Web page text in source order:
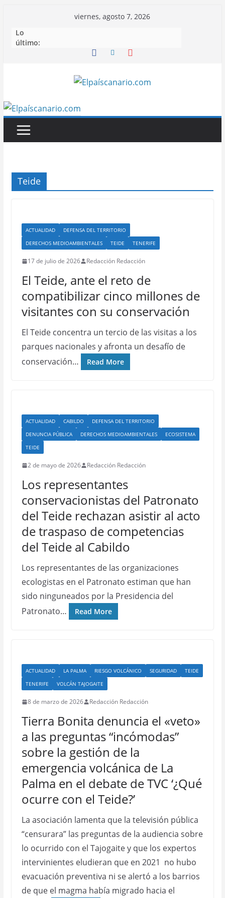
contenido
viernes, agosto 7, 2026
Lo
último:
Teide
ACTUALIDAD
DEFENSA DEL TERRITORIO
DERECHOS MEDIOAMBIENTALES
TEIDE TENERIFE
17 de julio de 2026 Redacción Redacción
El Teide, ante el reto de
compatibilizar cinco millones de
visitantes con su conservación
El Teide concentra un tercio de las visitas a los
parques nacionales y afronta un desafío de
conservación…
Read More
ACTUALIDAD CABILDO
DEFENSA DEL TERRITORIO
DENUNCIA PÚBLICA
DERECHOS MEDIOAMBIENTALES
ECOSISTEMA
TEIDE
2 de mayo de 2026 Redacción Redacción
Los representantes
conservacionistas del Patronato
del Teide rechazan asistir al acto
de traspaso de competencias
del Teide al Cabildo
Los representantes de las organizaciones
ecologistas en el Patronato estiman que han
sido ninguneados por la Presidencia del
Patronato…
Read More
ACTUALIDAD LA PALMA RIESGO VOLCÁNICO SEGURIDAD
TEIDE
TENERIFE
VOLCÁN TAJOGAITE
8 de marzo de 2026 Redacción Redacción
Tierra Bonita denuncia el «veto»
a las preguntas “incómodas”
sobre la gestión de la
emergencia volcánica de La
Palma en el debate de TVC ‘¿Qué
ocurre con el Teide?’
La asociación lamenta que la televisión pública
“censurara” las preguntas de la audiencia sobre
lo ocurrido con el Tajogaite y que los expertos
intervinientes eludieran que en 2021 no hubo
evacuación preventiva ni se alertó a los barrios
de que el magma había migrado hacia el